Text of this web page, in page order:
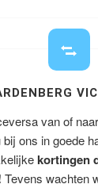
van of
bij ons in goede
kortingen
Tevens wachten